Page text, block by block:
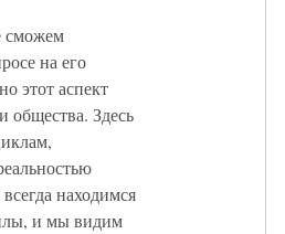
сможем
на его
этот аспект
общества. Здесь
нахо­димся
и мы видим